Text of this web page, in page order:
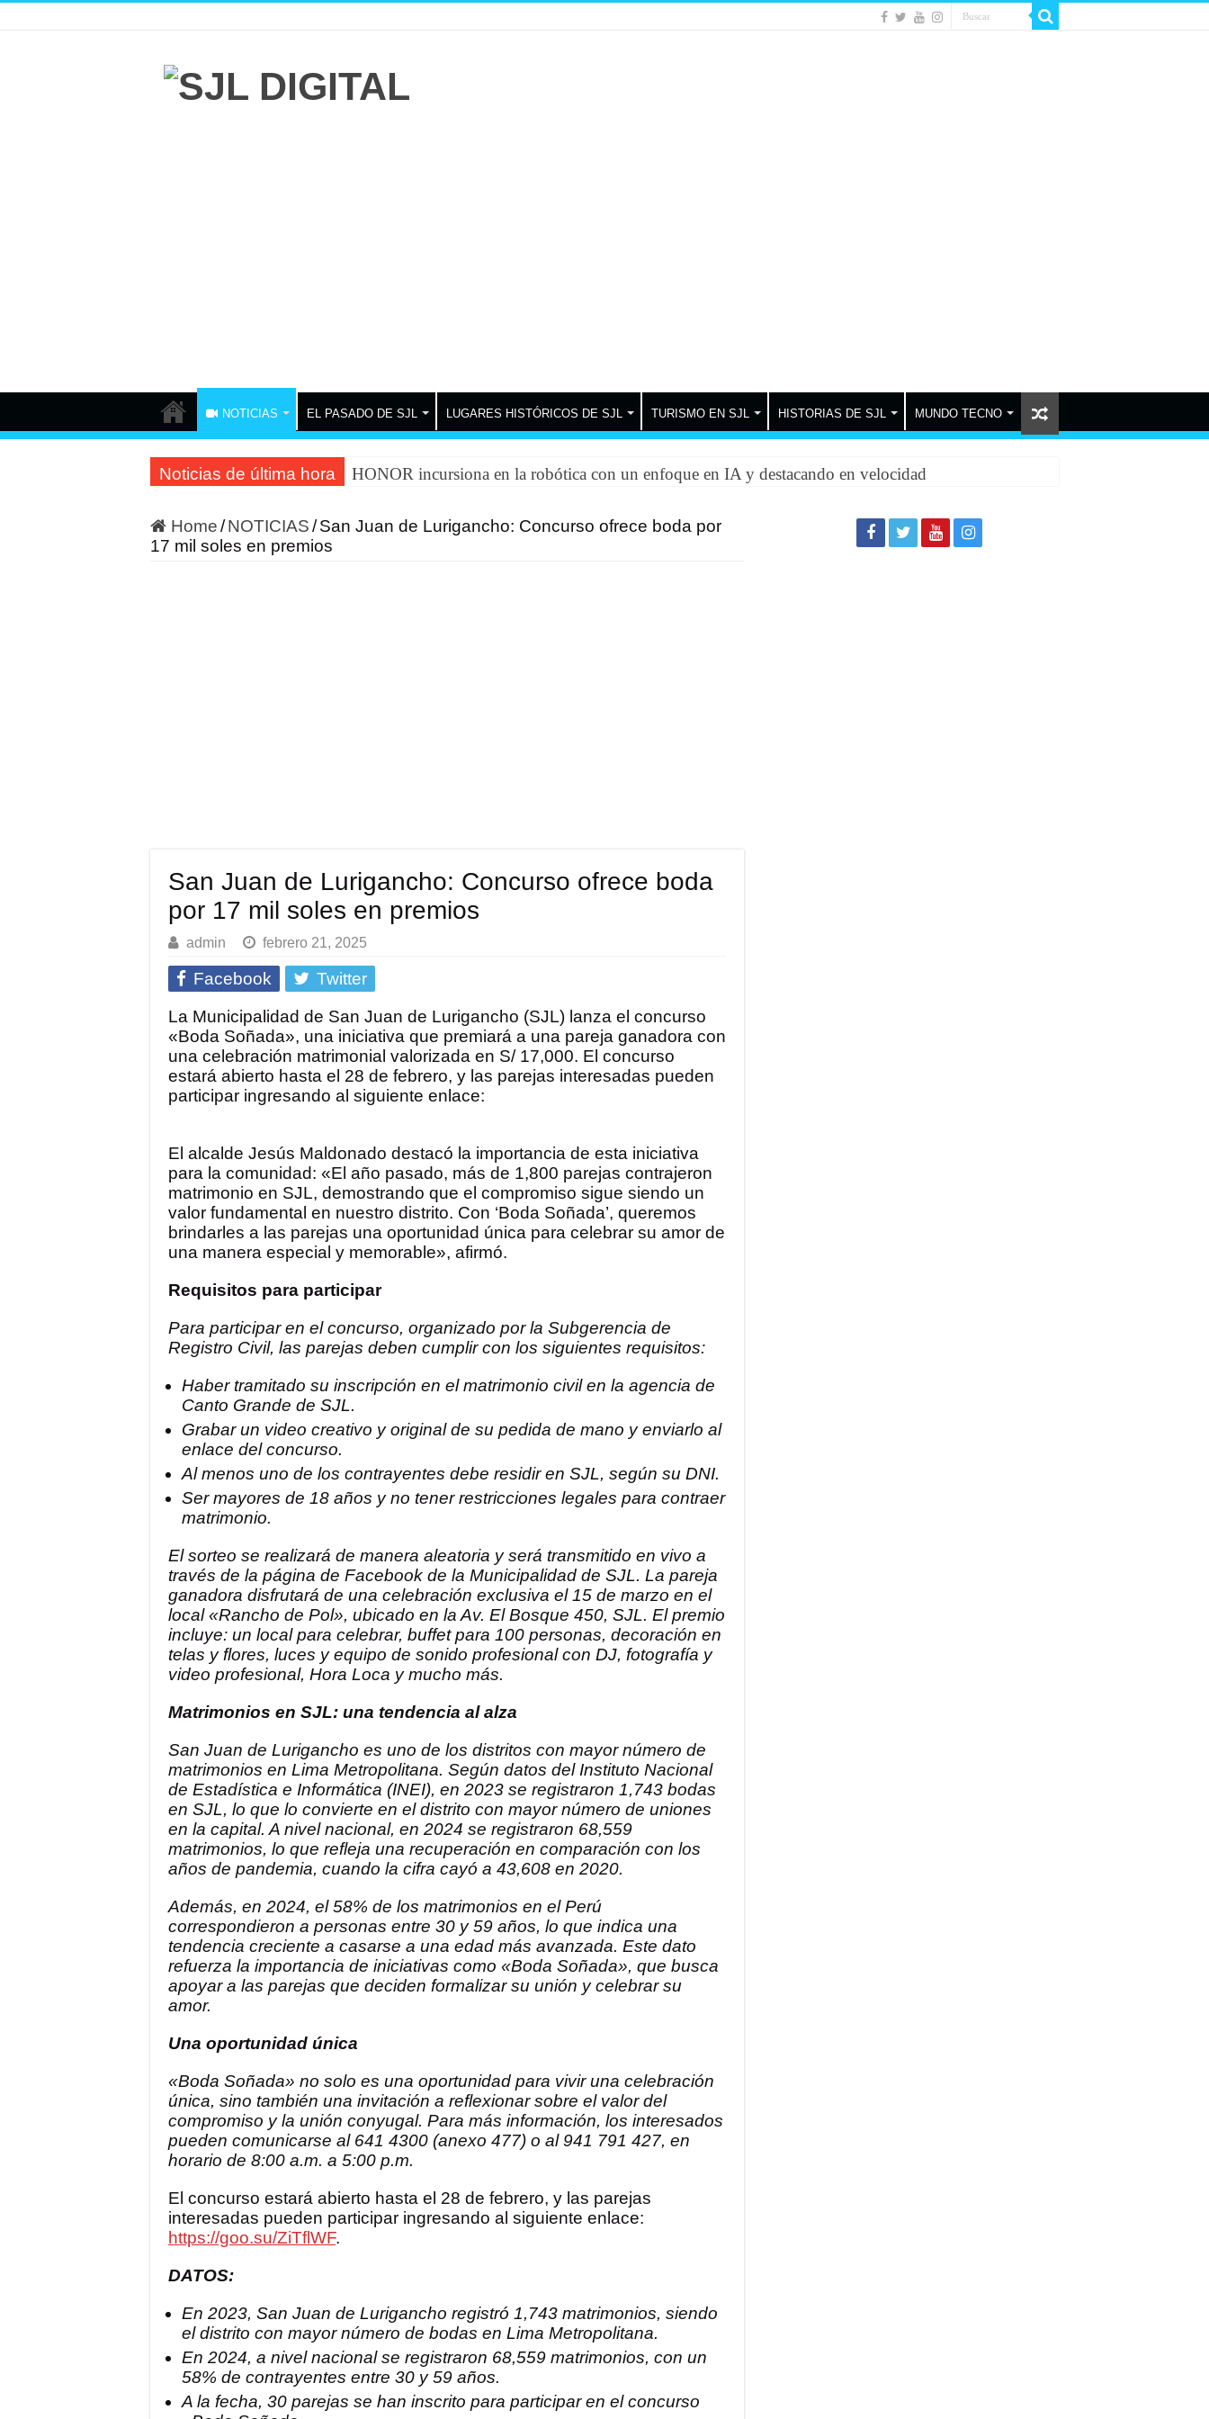
NOTICIAS EL PASADO DE SJL LUGARES HISTÓRICOS DE SJL TURISMO EN SJL HISTORIAS DE SJL MUNDO TECNO
Noticias de última hora HONOR incursiona en la robótica con un enfoque en IA y destacando en velocidad
Home/NOTICIAS/San Juan de Lurigancho: Concurso ofrece boda por
17 mil soles en premios
San Juan de Lurigancho: Concurso ofrece boda
por 17 mil soles en premios
admin febrero 21, 2025
Facebook
Twitter
La Municipalidad de San Juan de Lurigancho (SJL) lanza el concurso
«Boda Soñada», una iniciativa que premiará a una pareja ganadora con
una celebración matrimonial valorizada en S/ 17,000. El concurso
estará abierto hasta el 28 de febrero, y las parejas interesadas pueden
participar ingresando al siguiente enlace:
El alcalde Jesús Maldonado destacó la importancia de esta iniciativa
para la comunidad: «El año pasado, más de 1,800 parejas contrajeron
matrimonio en SJL, demostrando que el compromiso sigue siendo un
valor fundamental en nuestro distrito. Con ‘Boda Soñada’, queremos
brindarles a las parejas una oportunidad única para celebrar su amor de
una manera especial y memorable», afirmó.
Requisitos para participar
Para participar en el concurso, organizado por la Subgerencia de
Registro Civil, las parejas deben cumplir con los siguientes requisitos:
Haber tramitado su inscripción en el matrimonio civil en la agencia de
Canto Grande de SJL.
Grabar un video creativo y original de su pedida de mano y enviarlo al
enlace del concurso.
Al menos uno de los contrayentes debe residir en SJL, según su DNI.
Ser mayores de 18 años y no tener restricciones legales para contraer
matrimonio.
El sorteo se realizará de manera aleatoria y será transmitido en vivo a
través de la página de Facebook de la Municipalidad de SJL. La pareja
ganadora disfrutará de una celebración exclusiva el 15 de marzo en el
local «Rancho de Pol», ubicado en la Av. El Bosque 450, SJL. El premio
incluye: un local para celebrar, buffet para 100 personas, decoración en
telas y flores, luces y equipo de sonido profesional con DJ, fotografía y
video profesional, Hora Loca y mucho más.
Matrimonios en SJL: una tendencia al alza
San Juan de Lurigancho es uno de los distritos con mayor número de
matrimonios en Lima Metropolitana. Según datos del Instituto Nacional
de Estadística e Informática (INEI), en 2023 se registraron 1,743 bodas
en SJL, lo que lo convierte en el distrito con mayor número de uniones
en la capital. A nivel nacional, en 2024 se registraron 68,559
matrimonios, lo que refleja una recuperación en comparación con los
años de pandemia, cuando la cifra cayó a 43,608 en 2020.
Además, en 2024, el 58% de los matrimonios en el Perú
correspondieron a personas entre 30 y 59 años, lo que indica una
tendencia creciente a casarse a una edad más avanzada. Este dato
refuerza la importancia de iniciativas como «Boda Soñada», que busca
apoyar a las parejas que deciden formalizar su unión y celebrar su
amor.
Una oportunidad única
«Boda Soñada» no solo es una oportunidad para vivir una celebración
única, sino también una invitación a reflexionar sobre el valor del
compromiso y la unión conyugal. Para más información, los interesados
pueden comunicarse al 641 4300 (anexo 477) o al 941 791 427, en
horario de 8:00 a.m. a 5:00 p.m.
El concurso estará abierto hasta el 28 de febrero, y las parejas
interesadas pueden participar ingresando al siguiente enlace:
https://goo.su/ZiTflWF.
DATOS:
En 2023, San Juan de Lurigancho registró 1,743 matrimonios, siendo
el distrito con mayor número de bodas en Lima Metropolitana.
En 2024, a nivel nacional se registraron 68,559 matrimonios, con un
58% de contrayentes entre 30 y 59 años.
A la fecha, 30 parejas se han inscrito para participar en el concurso